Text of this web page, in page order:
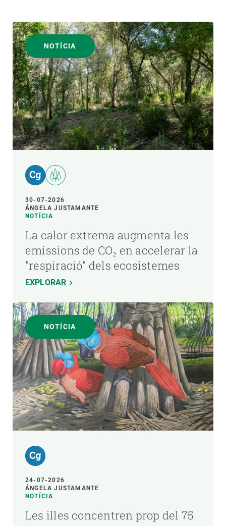
NOTÍCIA
30-07-2026
ÁNGELA JUSTAMANTE
NOTÍCIA
La calor extrema augmenta les
emissions de CO₂ en accelerar la
"respiració" dels ecosistemes
EXPLORAR
NOTÍCIA
24-07-2026
ÁNGELA JUSTAMANTE
NOTÍCIA
Les illes concentren prop del 75